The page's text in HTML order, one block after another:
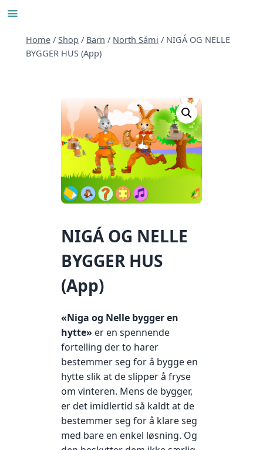
Skip
contentHome / Shop / Barn / North Sámi / NIGÁ OG NELLE
BYGGER HUS (App)
NIGÁ OG NELLE
BYGGER HUS
(App)
«Niga og Nelle bygger en
hytte» er en spennende
fortelling der to harer
bestemmer seg for å bygge en
hytte slik at de slipper å fryse
om vinteren. Mens de bygger,
er det imidlertid så kaldt at de
bestemmer seg for å klare seg
med bare en enkel løsning. Og